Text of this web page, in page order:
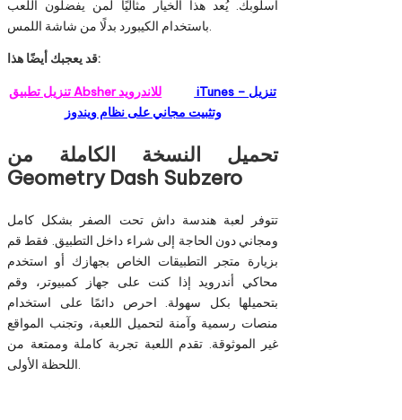
أسلوبك. يُعد هذا الخيار مثاليًا لمن يفضلون اللعب
باستخدام الكيبورد بدلًا من شاشة اللمس.
قد يعجبك أيضًا هذا:
تنزيل تطبيق Absher للاندرويد
iTunes – تنزيل
وتثبيت مجاني على نظام ويندوز
تحميل النسخة الكاملة من
Geometry Dash Subzero
تتوفر لعبة هندسة داش تحت الصفر بشكل كامل
ومجاني دون الحاجة إلى شراء داخل التطبيق. فقط قم
بزيارة متجر التطبيقات الخاص بجهازك أو استخدم
محاكي أندرويد إذا كنت على جهاز كمبيوتر، وقم
بتحميلها بكل سهولة. احرص دائمًا على استخدام
منصات رسمية وآمنة لتحميل اللعبة، وتجنب المواقع
غير الموثوقة. تقدم اللعبة تجربة كاملة وممتعة من
اللحظة الأولى.